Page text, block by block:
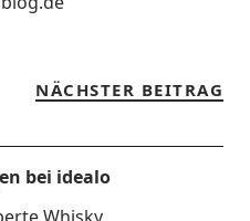
NÄCHSTER BEITRAG
bei idealo